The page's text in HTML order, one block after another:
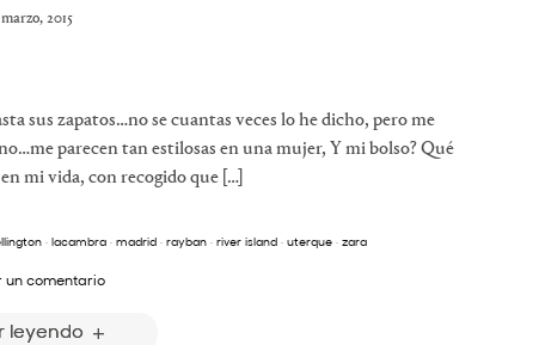
2015
sus zapatos…no se cuantas veces lo he dicho, pero me
parecen tan estilosas en una mujer, Y mi bolso? Qué
mi vida, con recogido que […]
· lacambra· madrid· rayban· river island· uterque· zara
un comentario
leyendo